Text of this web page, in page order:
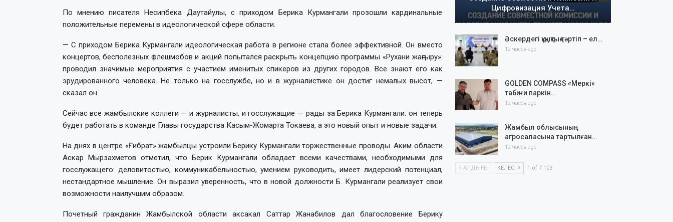
По мнению писателя Несипбека Даутайулы, с приходом Берика Курмангали прозошли кардинальные
положительные перемены в идеологической сфере области.
— С приходом Берика Курмангали идеологическая работа в регионе стала более эффективной. Он вместо
концертов, бесполезных флешмобов и акций попытался раскрыть концепцию программы «Рухани жаңғыру»:
проводил значимые мероприятия с участием именитых спикеров из других городов. Все знают его как
эрудированного человека. Не только на госслужбе, но и в журналистике он достиг немалых высот, —
сказал он.
Сейчас все жамбылские коллеги — и журналисты, и госслужащие — рады за Берика Курмангали: он теперь
будет работать в команде Главы государства Касым-Жомарта Токаева, а это новый опыт и новые задачи.
На днях в центре «Ғибрат» жамбылцы устроили Берику Курмангали торжественные проводы. Аким области
Аскар Мырзахметов отметил, что Берик Курмангали обладает всеми качествами, необходимыми для
госслужащего: деловитостью, коммуникабельностью, умением руководить, имеет лидерский потенциал,
нестандартное мышление. Он выразил уверенность, что в новой должности Б. Курмангали реализует свои
возможности наилучшим образом.
Почетный гражданин Жамбылской области аксакал Саттар Жанабилов дал благословение Берику
Цифровизация Учета…
Әскердегі құқықтық тәртіп – ел…
12 часов ago
GOLDEN COMPASS «Меркі»
табиғи паркін…
12 часов ago
Жамбыл облысының
агросаласына тартылған…
12 часов ago
АЛДЫҢҒЫ КЕЛЕСІ 1 of 7 103